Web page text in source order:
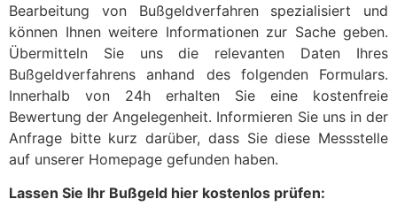
Bearbeitung von Bußgeldverfahren spezialisiert und
können Ihnen weitere Informationen zur Sache geben.
Übermitteln Sie uns die relevanten Daten Ihres
Bußgeldverfahrens anhand des folgenden Formulars.
Innerhalb von 24h erhalten Sie eine kostenfreie
Bewertung der Angelegenheit. Informieren Sie uns in der
Anfrage bitte kurz darüber, dass Sie diese Messstelle
auf unserer Homepage gefunden haben.
Lassen Sie Ihr Bußgeld hier kostenlos prüfen: